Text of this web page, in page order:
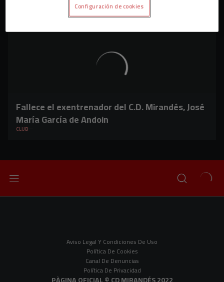
Fallece el exentrenador del C.D. Mirandés, José
María García de Andoin
CLUB
Aviso Legal Y Condiciones De Uso
Política De Cookies
Canal De Denuncias
Política De Privacidad
Configuración de cookies